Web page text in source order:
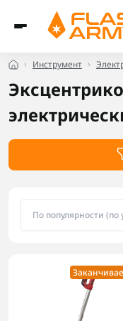
Инструмент